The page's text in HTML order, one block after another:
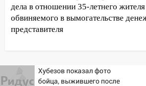
05:00 Кому 6 августа
прибыль, а кому —
прочность
22:58
ДТП с мотоциклистом
дела в отношении 35-летнего
обвиняемого в вымогательстве
представителя
Хубезов показал фото
бойца, выжившего после